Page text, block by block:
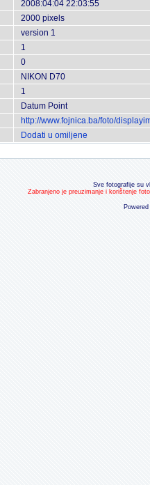
2008:04:04 22:03:55
2000 pixels
version 1
1
0
NIKON D70
1
Datum Point
http://www.fojnica.ba/foto/
Dodati u omiljene
Sve fotografije su
Zabranjeno je preuzimanje i korištenje